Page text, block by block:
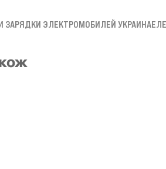
ЗАРЯДКИ ЭЛЕКТРОМОБИЛЕЙ УКРАИНА